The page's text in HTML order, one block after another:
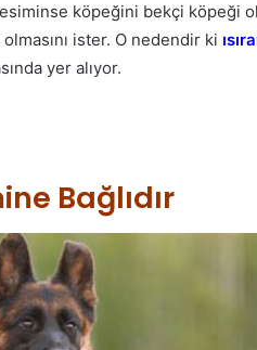
köpeğini bekçi köpeği
ister. O nedendir ki
yer alıyor.
Bağlıdır